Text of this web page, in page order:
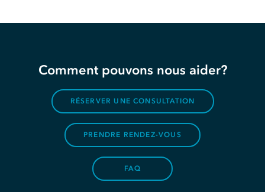
Comment pouvons nous aider?
RÉSERVER UNE CONSULTATION
PRENDRE RENDEZ-VOUS
FAQ